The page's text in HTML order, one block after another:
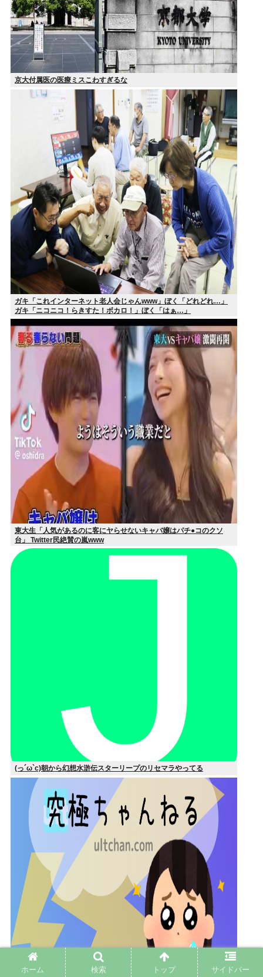
京大付属医の医療ミスこわすぎるな
ガキ「これインターネット老人会じゃんwww」ぼく「どれどれ…」
ガキ「ニコニコ！らきすた！ボカロ！」ぼく「はぁ…」
東大生「人気があるのに客にヤらせないキャバ嬢はパチ●コのクソ
台」 Twitter民絶賛の嵐www
(っ´ω`c)朝から幻想水滸伝スターリープのリセマラやってる
ホーム 検索 トップ サイドバー